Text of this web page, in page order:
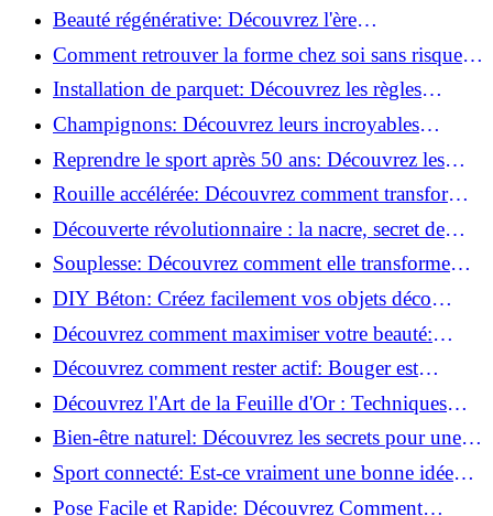
pourquoi c'est bénéfique!
Beauté régénérative: Découvrez l'ère
révolutionnaire de la cosmétique verte!
Comment retrouver la forme chez soi sans risque
de blessure: Techniques et conseils sûrs!
Installation de parquet: Découvrez les règles
essentielles à respecter!
Champignons: Découvrez leurs incroyables
pouvoirs antioxydants!
Reprendre le sport après 50 ans: Découvrez les
meilleures méthodes!
Rouille accélérée: Découvrez comment transformer
la corrosion en déco tendance!
Découverte révolutionnaire : la nacre, secret de
régénération inouï !
Souplesse: Découvrez comment elle transforme
votre performance sportive!
DIY Béton: Créez facilement vos objets déco
tendance!
Découvrez comment maximiser votre beauté:
Astuces et secrets révélés!
Découvrez comment rester actif: Bouger est
toujours possible!
Découvrez l'Art de la Feuille d'Or : Techniques
Incontournables pour Réussir!
Bien-être naturel: Découvrez les secrets pour une
vie saine!
Sport connecté: Est-ce vraiment une bonne idée
pour vous?
Pose Facile et Rapide: Découvrez Comment